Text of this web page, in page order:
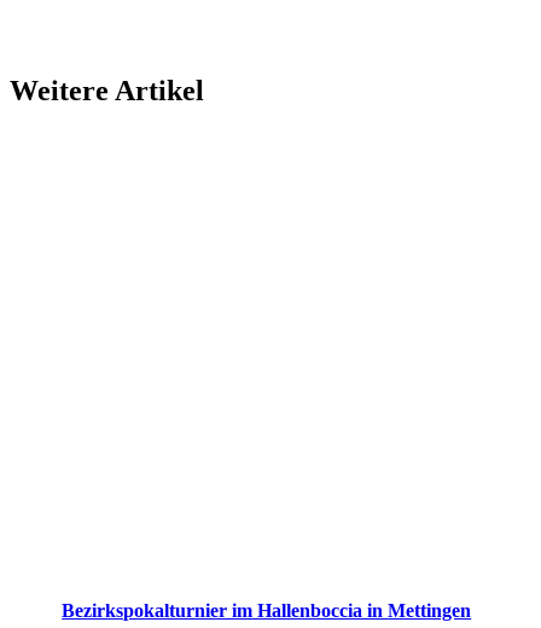
Weitere Artikel
Bezirkspokalturnier im Hallenboccia in Mettingen